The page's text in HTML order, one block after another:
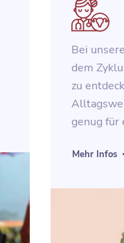
Bei
dem
zu
genug für
Mehr Infos